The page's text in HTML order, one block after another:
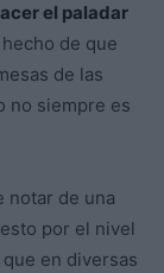
el paladar
de que
de las
no siempre es
notar de una
por el nivel
en diversas